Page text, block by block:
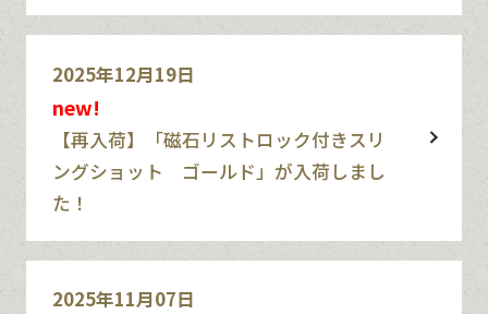
2025年12月19日
new!
【再入荷】「磁石リストロック付きスリ
ングショット ゴールド」が入荷しまし
た！
2025年11月07日